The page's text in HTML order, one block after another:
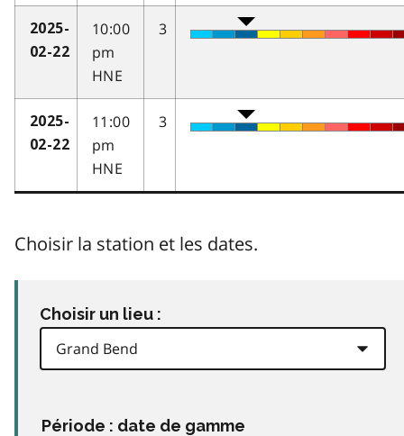
2025-
02-22
10:00
pm
HNE
3
2025-
02-22
11:00
pm
HNE
3
Choisir la station et les dates.
Choisir un lieu :
Période : date de gamme